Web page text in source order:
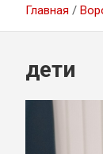
Главная
дети